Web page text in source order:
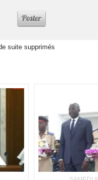
suite supprimés